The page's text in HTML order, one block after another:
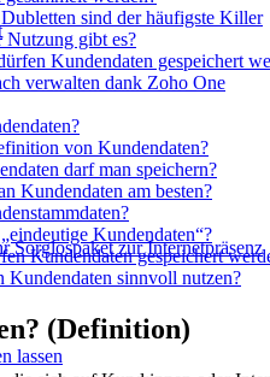
Sorglospaket zur Internetpräsenz
lassen
sind der häufigste Killer
gibt es?
Kundendaten gespeichert
verwalten dank Zoho One
von Kundendaten?
darf man speichern?
Kundendaten am besten?
Kundendaten“?
Kundendaten gespeichert
Kundendaten sinnvoll nutzen?
(Definition)